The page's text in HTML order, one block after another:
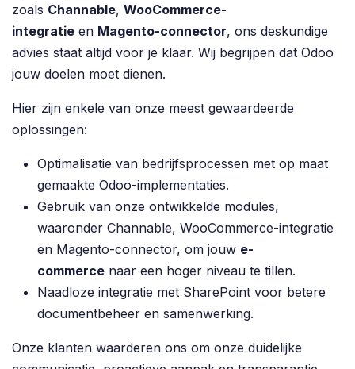
zoals Channable, WooCommerce-
integratie en Magento-connector, ons deskundige
advies staat altijd voor je klaar. Wij begrijpen dat Odoo
jouw doelen moet dienen.
Hier zijn enkele van onze meest gewaardeerde
oplossingen:
Optimalisatie van bedrijfsprocessen met op maat
gemaakte Odoo-implementaties.
Gebruik van onze ontwikkelde modules,
waaronder Channable, WooCommerce-integratie
en Magento-connector, om jouw e-
commerce naar een hoger niveau te tillen.
Naadloze integratie met SharePoint voor betere
documentbeheer en samenwerking.
Onze klanten waarderen ons om onze duidelijke